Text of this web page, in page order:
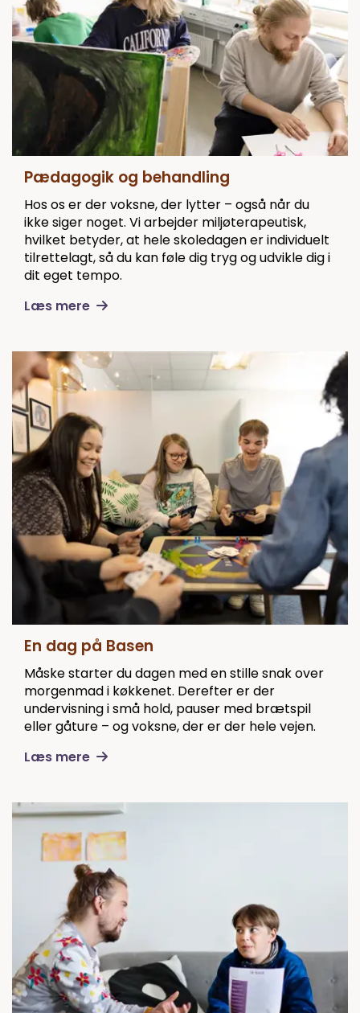
Pædagogik og behandling
Hos os er der voksne, der lytter – også når du
ikke siger noget. Vi arbejder miljøterapeutisk,
hvilket betyder, at hele skoledagen er individuelt
tilrettelagt, så du kan føle dig tryg og udvikle dig i
dit eget tempo.
Læs mere
En dag på Basen
Måske starter du dagen med en stille snak over
morgenmad i køkkenet. Derefter er der
undervisning i små hold, pauser med brætspil
eller gåture – og voksne, der er der hele vejen.
Læs mere